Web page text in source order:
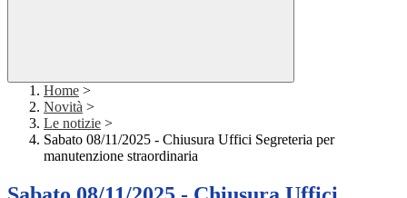
Home >
Novità >
Le notizie >
Sabato 08/11/2025 - Chiusura Uffici Segreteria per
manutenzione straordinaria